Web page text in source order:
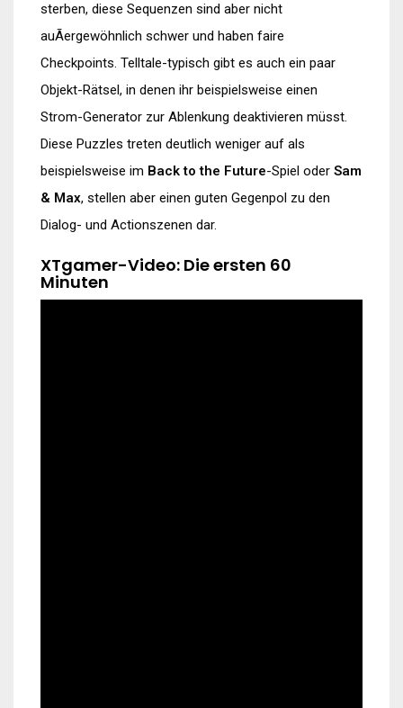
sterben, diese Sequenzen sind aber nicht
auÃergewöhnlich schwer und haben faire
Checkpoints. Telltale-typisch gibt es auch ein paar
Objekt-Rätsel, in denen ihr beispielsweise einen
Strom-Generator zur Ablenkung deaktivieren müsst.
Diese Puzzles treten deutlich weniger auf als
beispielsweise im Back to the Future-Spiel oder Sam
& Max, stellen aber einen guten Gegenpol zu den
Dialog- und Actionszenen dar.
XTgamer-Video: Die ersten 60
Minuten